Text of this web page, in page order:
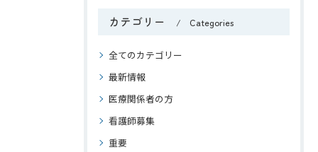
カテゴリー Categories
全てのカテゴリー
最新情報
医療関係者の方
看護師募集
重要